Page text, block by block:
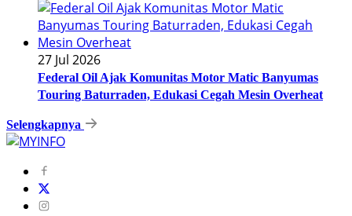
27 Jul 2026
Federal Oil Ajak Komunitas Motor Matic Banyumas
Touring Baturraden, Edukasi Cegah Mesin Overheat
Selengkapnya